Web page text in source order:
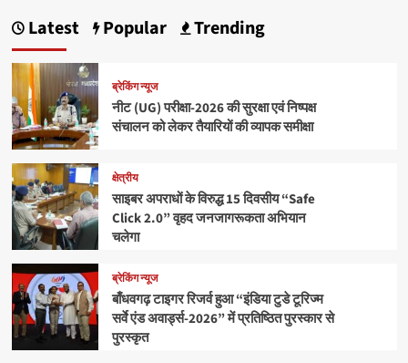
Latest Popular Trending
ब्रेकिंग न्यूज
नीट (UG) परीक्षा-2026 की सुरक्षा एवं निष्पक्ष
संचालन को लेकर तैयारियों की व्यापक समीक्षा
क्षेत्रीय
साइबर अपराधों के विरुद्ध 15 दिवसीय “Safe
Click 2.0” वृहद जनजागरूकता अभियान
चलेगा
ब्रेकिंग न्यूज
बाँधवगढ़ टाइगर रिजर्व हुआ “इंडिया टुडे टूरिज्म
सर्वे एंड अवार्ड्स-2026” में प्रतिष्ठित पुरस्कार से
पुरस्कृत